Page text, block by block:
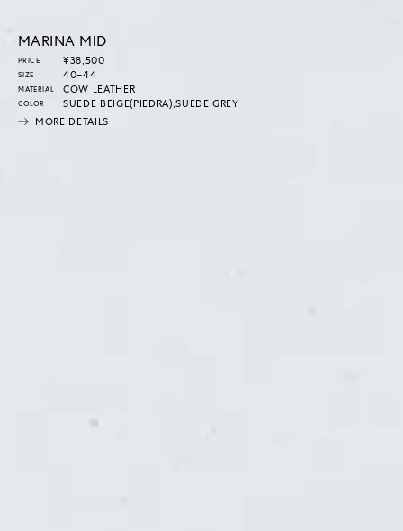
MARINA MID
PRICE
通
常
価
格
¥38,500
SIZE 40–44
MATERIAL COW LEATHER
COLOR
SUEDE BEIGE(PIEDRA),SUEDE GREY
MORE DETAILS